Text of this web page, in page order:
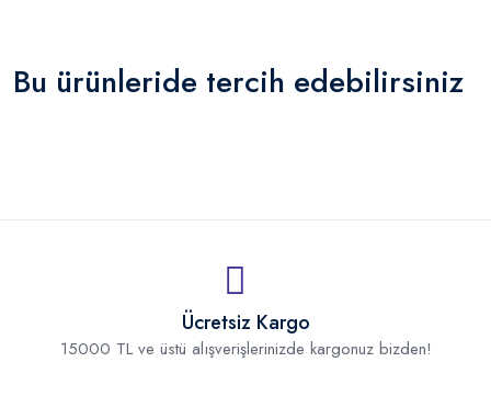
Bu ürünleride tercih edebilirsiniz
Ücretsiz Kargo
15000 TL ve üstü alışverişlerinizde kargonuz bizden!